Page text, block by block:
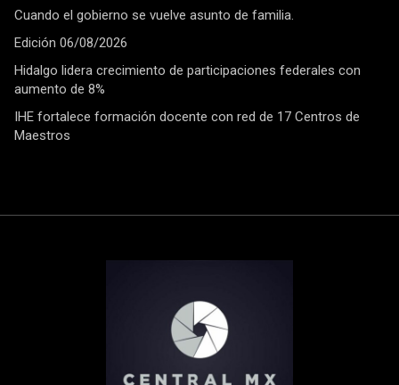
Cuando el gobierno se vuelve asunto de familia.
Edición 06/08/2026
Hidalgo lidera crecimiento de participaciones federales con
aumento de 8%
IHE fortalece formación docente con red de 17 Centros de
Maestros